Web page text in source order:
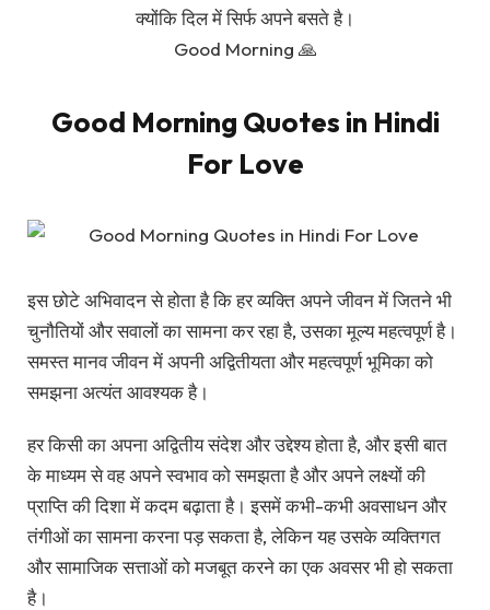
क्योंकि दिल में सिर्फ अपने बसते है।
Good Morning 🙏
Good Morning Quotes in Hindi
For Love
इस छोटे अभिवादन से होता है कि हर व्यक्ति अपने जीवन में जितने भी
चुनौतियों और सवालों का सामना कर रहा है, उसका मूल्य महत्वपूर्ण है।
समस्त मानव जीवन में अपनी अद्वितीयता और महत्वपूर्ण भूमिका को
समझना अत्यंत आवश्यक है।
हर किसी का अपना अद्वितीय संदेश और उद्देश्य होता है, और इसी बात
के माध्यम से वह अपने स्वभाव को समझता है और अपने लक्ष्यों की
प्राप्ति की दिशा में कदम बढ़ाता है। इसमें कभी-कभी अवसाधन और
तंगीओं का सामना करना पड़ सकता है, लेकिन यह उसके व्यक्तिगत
और सामाजिक सत्ताओं को मजबूत करने का एक अवसर भी हो सकता
है।